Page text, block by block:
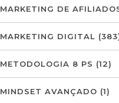
MARKETING DE
MARKETING DIGITAL
METODOLOGIA 8 PS (12)
MINDSET AVANÇADO (1)